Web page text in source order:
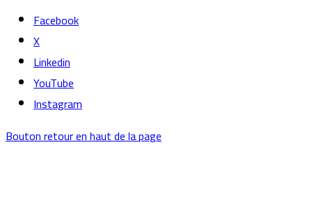
Facebook
X
Linkedin
YouTube
Instagram
Bouton retour en haut de la page